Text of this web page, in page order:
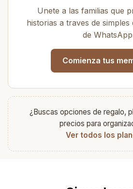
Unete a las familias que
historias a traves de
de
Comienza tus
¿Buscas opciones de regalo,
precios para
Ver todos los